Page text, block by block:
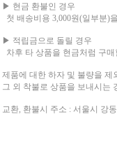
▶ 현금 환불인 경우
첫 배송비용 3,000원(일부분)
▶ 적립금으로 돌릴 경우
차후 타 상품을 현금처럼 구매
제품에 대한 하자 및 불량을 제
그 외 착불로 상품을 보내시는
교환, 환불시 주소 : 서울시 강